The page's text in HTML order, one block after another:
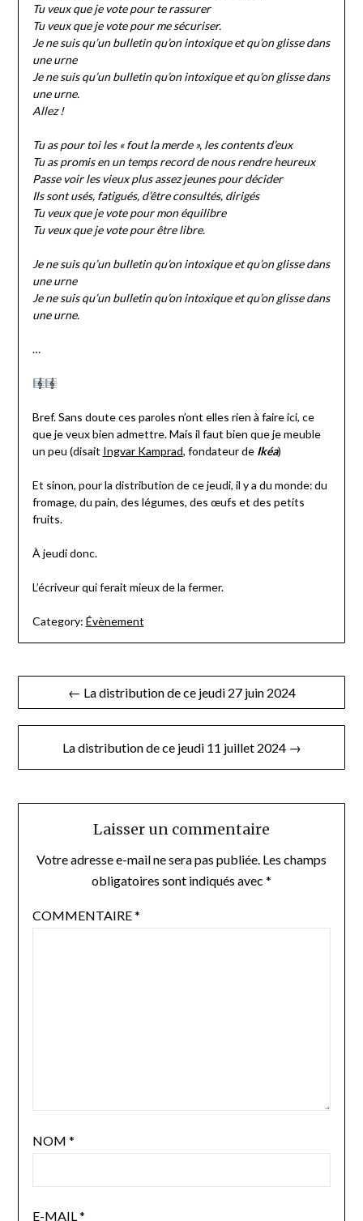
Tu veux que je vote pour te rassurer
Tu veux que je vote pour me sécuriser.
Je ne suis qu’un bulletin qu’on intoxique et qu’on glisse dans
une urne
Je ne suis qu’un bulletin qu’on intoxique et qu’on glisse dans
une urne.
Allez !
Tu as pour toi les « fout la merde », les contents d’eux
Tu as promis en un temps record de nous rendre heureux
Passe voir les vieux plus assez jeunes pour décider
Ils sont usés, fatigués, d’être consultés, dirigés
Tu veux que je vote pour mon équilibre
Tu veux que je vote pour être libre.
Je ne suis qu’un bulletin qu’on intoxique et qu’on glisse dans
une urne
Je ne suis qu’un bulletin qu’on intoxique et qu’on glisse dans
une urne.
…
Bref. Sans doute ces paroles n’ont elles rien à faire ici, ce
que je veux bien admettre. Mais il faut bien que je meuble
un peu (disait Ingvar Kamprad, fondateur de Ikéa)
Et sinon, pour la distribution de ce jeudi, il y a du monde: du
fromage, du pain, des légumes, des œufs et des petits
fruits.
À jeudi donc.
L’écriveur qui ferait mieux de la fermer.
Category: Évènement
Navigation
de
l’article
← La distribution de ce jeudi 27 juin 2024
La distribution de ce jeudi 11 juillet 2024 →
Laisser un commentaire
Votre adresse e-mail ne sera pas publiée. Les champs
obligatoires sont indiqués avec *
COMMENTAIRE*
NOM *
E-MAIL *